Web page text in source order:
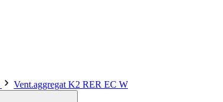
Vent.aggregat K2 RER EC W